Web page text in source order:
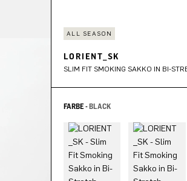
ALL SEASON
LORIENT_SK
SLIM FIT SMOKING SAKKO IN BI-
FARBE -BLACK